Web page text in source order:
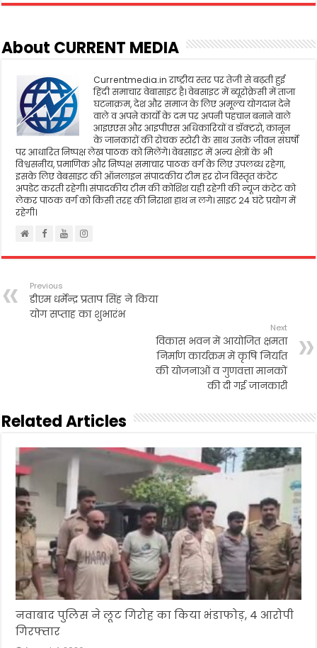
e
o
t
r
i
t
p
n
r
About CURRENT MEDIA
Currentmedia.in राष्ट्रीय स्तर पर तेजी से बढ़ती हुई
हिंदी समाचार वेबासाइट है। वेबसाइट में ब्यूरोक्रेसी में ताजा
घटनाक्रम, देश और समाज के लिए अमूल्य योगदान देने
वाले व अपने कार्यो के दम पर अपनी पहचान बनाने वाले
आइएएस और आइपीएस अधिकारियों व डॉक्टरो, कानून
के जानकारों की रोचक स्टोरी के साथ उनके जीवन संघर्षो
पर आधारित निष्पक्ष लेख पाठक को मिलेंगे। वेबसाइट में अन्य क्षेत्रों के भी
विश्वसनीय, प्रमाणिक और निष्पक्ष समाचार पाठक वर्ग के लिए उपलब्ध रहेगा,
इसके लिए वेबसाइट की ऑनलाइन संपादकीय टीम हर रोज विस्तृत कंटेट
अपडेट करती रहेगी। संपादकीय टीम की कोशिश यही रहेगी की न्यूज कंटेट को
लेकर पाठक वर्ग को किसी तरह की निराशा हाथ न लगे। साइट 24 घंटे प्रयोग में
रहेगी।
Previous
डीएम धर्मेन्द्र प्रताप सिंह ने किया
योग सप्ताह का शुभारंभ
Next
विकास भवन में आयोजित क्षमता
निर्माण कार्यक्रम में कृषि निर्यात
की योजनाओं व गुणवत्ता मानकों
की दी गई जानकारी
Related Articles
नवाबाद पुलिस ने लूट गिरोह का किया भंडाफोड़, 4 आरोपी
गिरफ्तार